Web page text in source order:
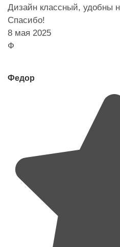
Дизайн классный, удобны
Спасибо!
8 мая 2025
Ф
Федор